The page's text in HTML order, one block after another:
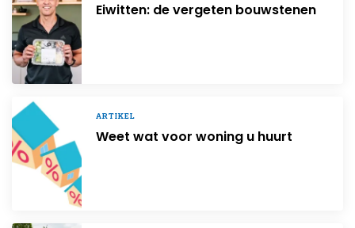
Eiwitten: de vergeten bouwstenen
ARTIKEL
Weet wat voor woning u huurt